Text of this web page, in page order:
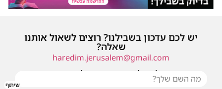
יש לכם עדכון בשבילנו? רוצים לשאול אותנו
שאלה?
haredim.jerusalem@gmail.com
או שילחו אלינו פנייה ונחזור אליכם בהקדם
שיתוף